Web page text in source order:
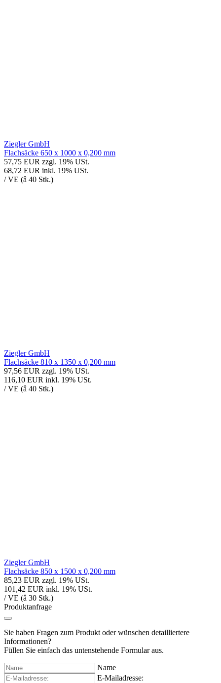
Ziegler GmbH
Flachsäcke 650 x 1000 x 0,200 mm
57,75 EUR zzgl. 19% USt.
68,72 EUR inkl. 19% USt.
/ VE (â 40 Stk.)
Ziegler GmbH
Flachsäcke 810 x 1350 x 0,200 mm
97,56 EUR zzgl. 19% USt.
116,10 EUR inkl. 19% USt.
/ VE (â 40 Stk.)
Ziegler GmbH
Flachsäcke 850 x 1500 x 0,200 mm
85,23 EUR zzgl. 19% USt.
101,42 EUR inkl. 19% USt.
/ VE (â 30 Stk.)
Produktanfrage
Sie haben Fragen zum Produkt oder wünschen detailliertere
Informationen?
Füllen Sie einfach das untenstehende Formular aus.
Name
E-Mailadresse: